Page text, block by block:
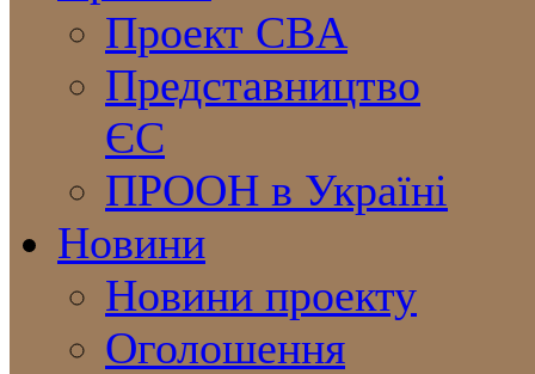
Проект CBA
Представництво
ЄС
ПРООН в Україні
Новини
Новини проекту
Оголошення